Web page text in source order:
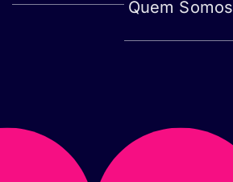
Quem Somos